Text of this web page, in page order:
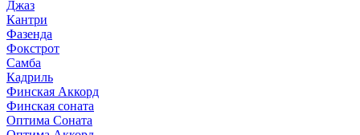
Джаз
Кантри
Фазенда
Фокстрот
Самба
Кадриль
Финская Аккорд
Финская соната
Оптима Соната